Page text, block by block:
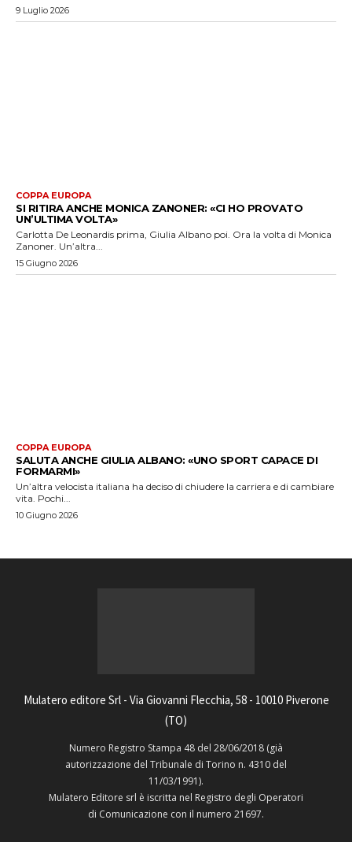
9 Luglio 2026
COPPA EUROPA
SI RITIRA ANCHE MONICA ZANONER: «CI HO PROVATO
UN’ULTIMA VOLTA»
Carlotta De Leonardis prima, Giulia Albano poi. Ora la volta di Monica
Zanoner. Un’altra...
15 Giugno 2026
COPPA EUROPA
SALUTA ANCHE GIULIA ALBANO: «UNO SPORT CAPACE DI
FORMARMI»
Un’altra velocista italiana ha deciso di chiudere la carriera e di cambiare
vita. Pochi...
10 Giugno 2026
Mulatero editore Srl - Via Giovanni Flecchia, 58 - 10010 Piverone
(TO)
Numero Registro Stampa 48 del 28/06/2018 (già
autorizzazione del Tribunale di Torino n. 4310 del
11/03/1991).
Mulatero Editore srl è iscritta nel Registro degli Operatori
di Comunicazione con il numero 21697.